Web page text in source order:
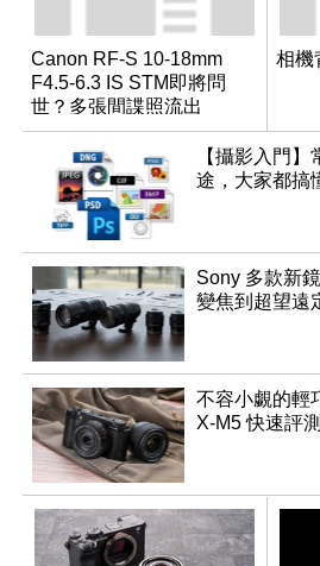
Canon RF-S 10-18mm
F4.5-6.3 IS STM即將問
世？多張間諜照流出
相機
【攝影入門
途，大家都搞
Sony 多款新
變焦到超望遠
不容小覷的輕
X-M5 快速評測